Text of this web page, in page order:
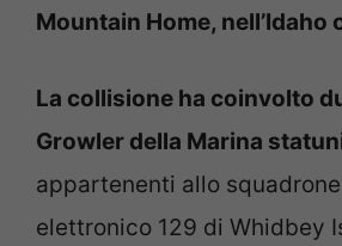
Mountain Home, nell’Idaho
La collisione ha coinvolto
Growler della Marina
appartenenti allo
elettronico 129 di Whidbey